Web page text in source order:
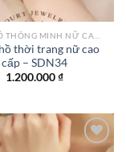
thời trang nữ cao
cấp – SDN34
1.200.000₫